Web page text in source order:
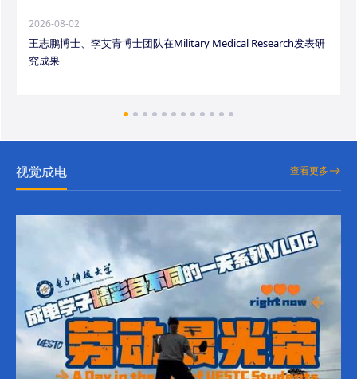
2026-08-02
王志鹏博士、李艾青博士团队在Military Medical Research发表研
究成果
视觉成电 查看更多